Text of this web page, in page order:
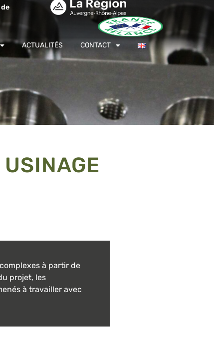
ACTUALITÉS CONTACT
à partir de
projet, les
à travailler avec